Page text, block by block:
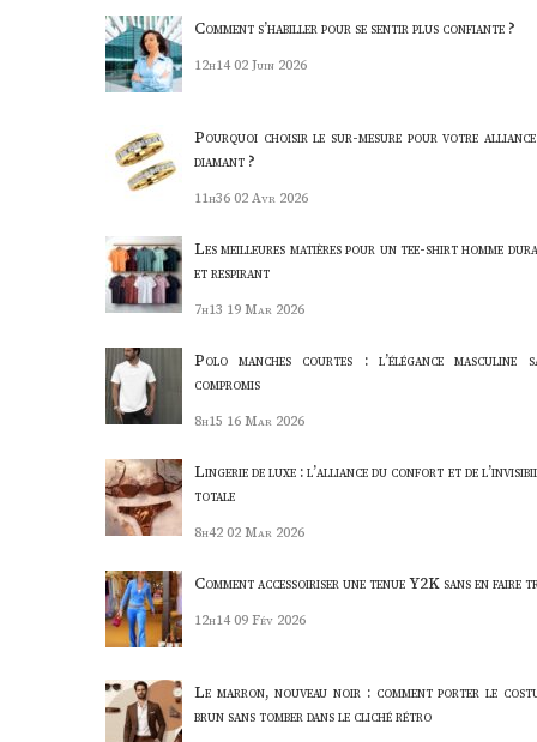
Comment s’habiller pour se sentir plus confiante ?
12h14 02 Juin 2026
Pourquoi choisir le sur-mesure pour votre
diamant ?
11h36 02 Avr 2026
Les meilleures matières pour un tee-shirt homme
et respirant
7h13 19 Mar 2026
Polo manches courtes : l’élégance masculine
compromis
8h15 16 Mar 2026
Lingerie de luxe : l’alliance du confort et de
totale
8h42 02 Mar 2026
Comment accessoiriser une tenue Y2K sans en faire
12h14 09 Fév 2026
Le marron, nouveau noir : comment porter le
brun sans tomber dans le cliché rétro